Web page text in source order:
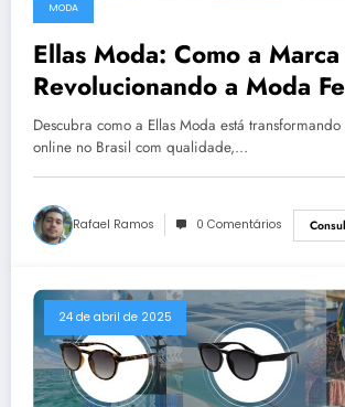
MODA
Ellas Moda: Como a Marca
Revolucionando a Moda
Online no Brasil
Descubra como a Ellas Moda está
online no Brasil com qualidade,…
Rafael Ramos 0 Comentários
24 de abril de 2025